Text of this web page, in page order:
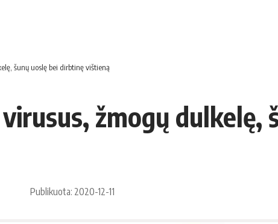
šunų uoslę bei dirbtinę vištieną
žmogų dulkelę,
Publikuota: 2020-12-11